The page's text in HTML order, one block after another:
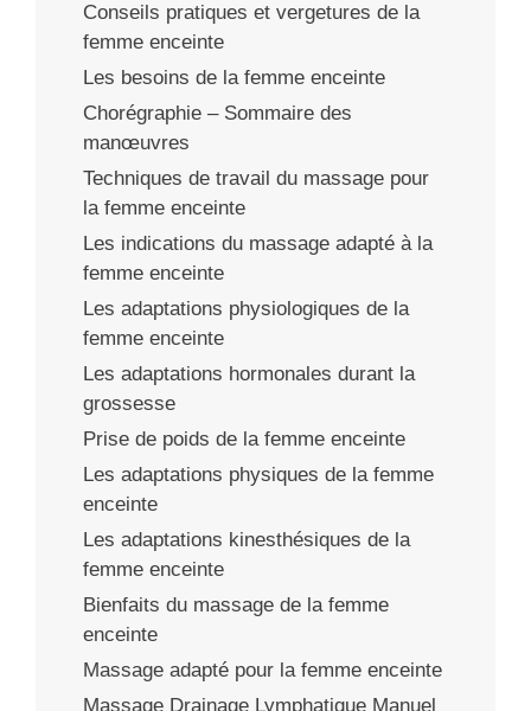
Conseils pratiques et vergetures de la
femme enceinte
Les besoins de la femme enceinte
Chorégraphie – Sommaire des
manœuvres
Techniques de travail du massage pour
la femme enceinte
Les indications du massage adapté à la
femme enceinte
Les adaptations physiologiques de la
femme enceinte
Les adaptations hormonales durant la
grossesse
Prise de poids de la femme enceinte
Les adaptations physiques de la femme
enceinte
Les adaptations kinesthésiques de la
femme enceinte
Bienfaits du massage de la femme
enceinte
Massage adapté pour la femme enceinte
Massage Drainage Lymphatique Manuel